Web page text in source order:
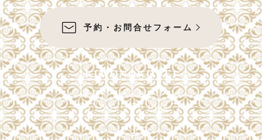
予約・お問合せフォーム
KIMONOKOUEI
東京都中央区銀座6-4-9
SANWAGINZA Bldg 7F
アクセス